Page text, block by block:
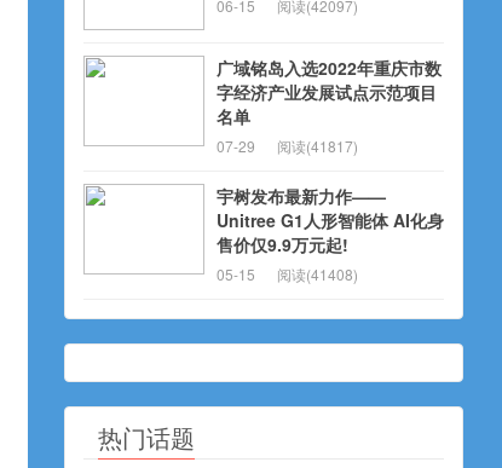
06-15 阅读(42097)
广域铭岛入选2022年重庆市数
字经济产业发展试点示范项目
名单
07-29 阅读(41817)
宇树发布最新力作——
Unitree G1人形智能体 AI化身
售价仅9.9万元起!
05-15 阅读(41408)
热门话题